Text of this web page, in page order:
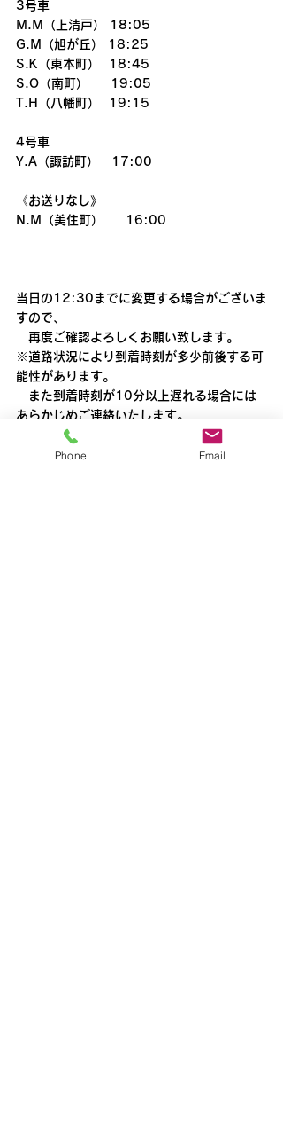
3号車
M.M（上清戸） 18:05
G.M（旭が丘） 18:25
S.K（東本町）  18:45
S.O（南町）     19:05
T.H（八幡町）  19:15
4号車
Y.A（諏訪町）　17:00
《お送りなし》
N.M（美住町）     16:00
当日の12:30までに変更する場合がございま
すので、
再度ご確認よろしくお願い致します。
※道路状況により到着時刻が多少前後する可
能性があります。
また到着時刻が10分以上遅れる場合には
あらかじめご連絡いたします。
Phone Email